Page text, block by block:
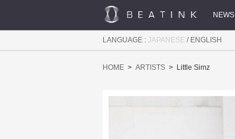
NEWS
LANGUAGE : JAPANESE / ENGLISH
HOME ARTISTS Little Simz